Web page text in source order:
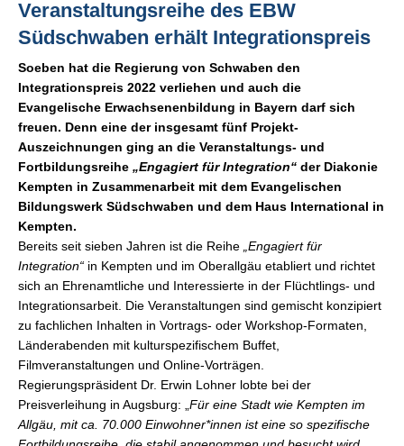
Veranstaltungsreihe des EBW
Südschwaben erhält Integrationspreis
Soeben hat die Regierung von Schwaben den
Integrationspreis 2022 verliehen und auch die
Evangelische Erwachsenenbildung in Bayern darf sich
freuen. Denn eine der insgesamt fünf Projekt-
Auszeichnungen ging an die Veranstaltungs- und
Fortbildungsreihe „Engagiert für Integration“ der Diakonie
Kempten in Zusammenarbeit mit dem Evangelischen
Bildungswerk Südschwaben und dem Haus International in
Kempten.
Bereits seit sieben Jahren ist die Reihe „Engagiert für
Integration“ in Kempten und im Oberallgäu etabliert und richtet
sich an Ehrenamtliche und Interessierte in der Flüchtlings- und
Integrationsarbeit. Die Veranstaltungen sind gemischt konzipiert
zu fachlichen Inhalten in Vortrags- oder Workshop-Formaten,
Länderabenden mit kulturspezifischem Buffet,
Filmveranstaltungen und Online-Vorträgen.
Regierungspräsident Dr. Erwin Lohner lobte bei der
Preisverleihung in Augsburg: „ Für eine Stadt wie Kempten im
Allgäu, mit ca. 70.000 Einwohner*innen ist eine so spezifische